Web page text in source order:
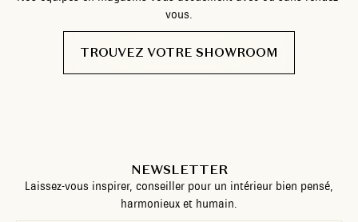
vous.
TROUVEZ VOTRE SHOWROOM
NEWSLETTER
Laissez-vous inspirer, conseiller pour un intérieur bien pensé,
harmonieux et humain.